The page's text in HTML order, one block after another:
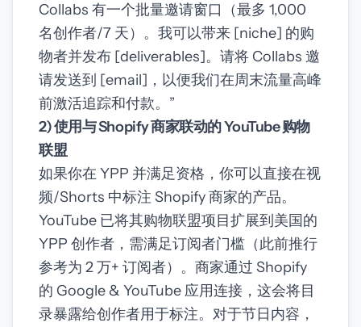
Collabs 有一个批量邀请窗口（最多 1,000
名创作者/7 天）。我可以带来 [niche] 的购
物者并发布 [deliverables]。请将 Collabs 邀
请发送到 [email]，以便我们在周末流量高峰
前激活追踪和付款。”
2) 使用与 Shopify 商家联动的 YouTube 购物
联盟
如果你在 YPP 并满足资格，你可以直接在视
频/Shorts 中标注 Shopify 商家的产品。
YouTube 已将其购物联盟项目扩展到美国的
YPP 创作者，需满足订阅者门槛（此前推行
参考为 2 万+ 订阅者）。商家通过 Shopify
的 Google & YouTube 应用连接，这会将目
录暴露给创作者用于标注。对于节日内容，